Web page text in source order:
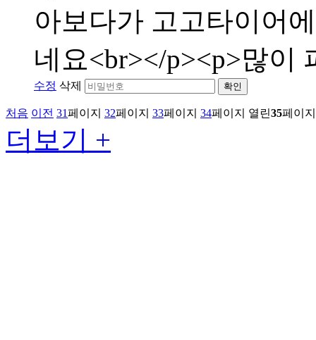
아보다가 고고타이어
네요<br></p><p>많이
수정 삭제 확인
처음 이전 31페이지 32페이지 33페이지 34페이지 열린35페이지
더보기 +